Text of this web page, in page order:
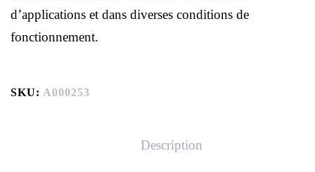
d’applications et dans diverses conditions de
fonctionnement.
SKU: A000253
Description